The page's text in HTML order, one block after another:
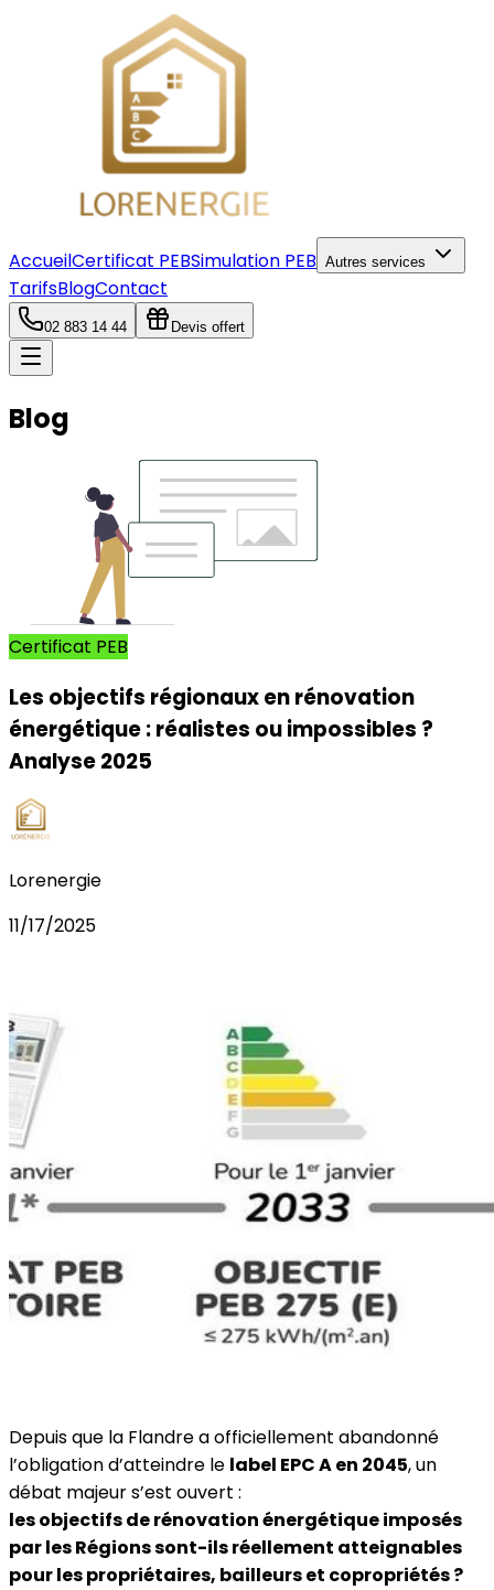
AccueilCertificat PEBSimulation PEB Autres services
TarifsBlogContact
02 883 14 44 Devis offert
Blog
Certificat PEB
Les objectifs régionaux en rénovation
énergétique : réalistes ou impossibles ?
Analyse 2025
Lorenergie
11/17/2025
Depuis que la Flandre a officiellement abandonné
l’obligation d’atteindre le label EPC A en 2045, un
débat majeur s’est ouvert :
les objectifs de rénovation énergétique imposés
par les Régions sont-ils réellement atteignables
pour les propriétaires, bailleurs et copropriétés ?